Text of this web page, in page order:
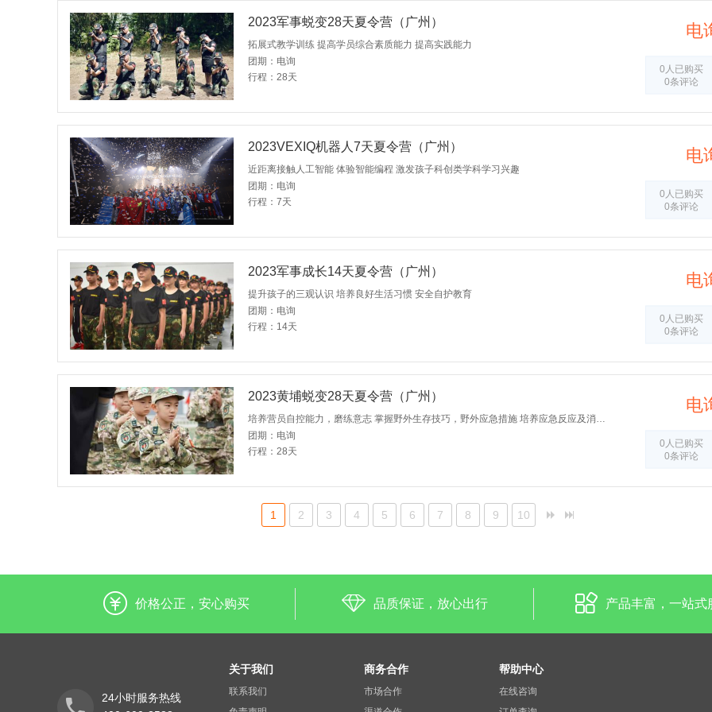
2023军事蜕变28天夏令营（广州）
拓展式教学训练 提高学员综合素质能力 提高实践能力
团期：电询
行程：28天
电
0人已购买
0条评论
2023VEXIQ机器人7天夏令营（广州）
近距离接触人工智能 体验智能编程 激发孩子科创类学科学习兴趣
团期：电询
行程：7天
电
0人已购买
0条评论
2023军事成长14天夏令营（广州）
提升孩子的三观认识 培养良好生活习惯 安全自护教育
团期：电询
行程：14天
电
0人已购买
0条评论
2023黄埔蜕变28天夏令营（广州）
培养营员自控能力，磨练意志 掌握野外生存技巧，野外应急措施 培养应急反应及消防逃生等能力
团期：电询
行程：28天
电
0人已购买
0条评论
1 2 3 4 5 6 7 8 9 10
价格公正，安心购买 品质保证，放心出行 产品丰富，一站式
24小时服务热线
关于我们
联系我们
商务合作
市场合作
帮助中心
在线咨询